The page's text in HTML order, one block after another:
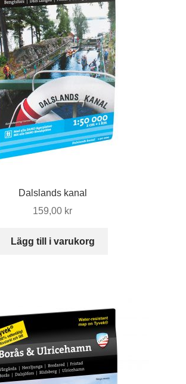
Dalslands kanal
159,00 kr
Lägg till i varukorg